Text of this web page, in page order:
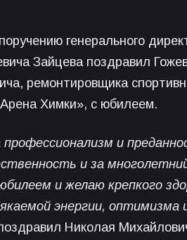
генерального
Зайцева поздравил
ремонтировщика
Химки», с юбилеем.
профессионализм и
и за
и желаю крепкого
энергии, оптимизма
Николая